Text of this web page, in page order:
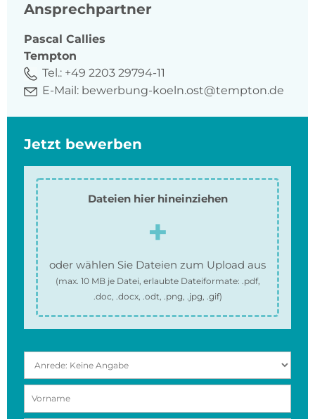
Ansprechpartner
Pascal Callies
Tempton
Tel.: +49 2203 29794-11
E-Mail: bewerbung-koeln.ost@tempton.de
Jetzt bewerben
Dateien hier hineinziehen
oder wählen Sie Dateien zum Upload aus
(max. 10 MBje Datei, erlaubte Dateiformate: .pdf,
.doc, .docx, .odt, .png, .jpg, .gif)